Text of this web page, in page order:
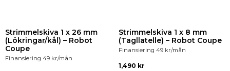
Strimmelskiva 1 x 26 mm
(Lökringar/kål) – Robot
Coupe
Finansiering 49 kr/mån
Strimmelskiva 1 x 8 mm
(Tagllatelle) – Robot Coupe
Finansiering 49 kr/mån
1,490 kr